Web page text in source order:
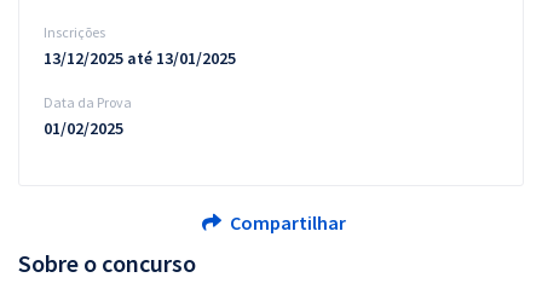
Sobre o concurso
Inscrições
13/12/2025 até 13/01/2025
Data da Prova
01/02/2025
Compartilhar